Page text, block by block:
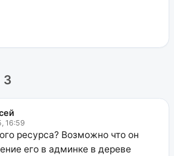
3
16:59
ресурса? Возможно что он
его в админке в дереве